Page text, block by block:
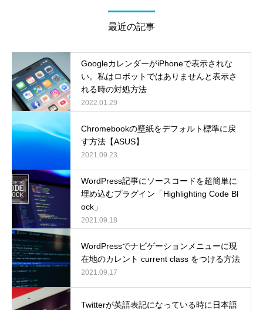
最近の記事
GoogleカレンダーがiPhoneで表示されな
い。私はロボットではありませんと表示さ
れる時の対処方法
2022.01.29
Chromebookの壁紙をデフォルト標準に戻
す方法【ASUS】
2021.09.23
WordPress記事にソースコードを超簡単に
埋め込むプラグイン「Highlighting Code Bl
ock」
2021.09.18
WordPressでナビゲーションメニューに現
在地のカレント current class をつける方法
2021.09.17
Twitterが英語表記になっている時に日本語